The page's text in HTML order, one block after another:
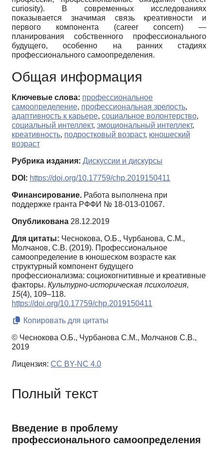
curiosity). В современных исследованиях
показывается значимая связь креативности и
первого компонента (career concern) —
планирования собственного профессионального
будущего, особенно на ранних стадиях
профессионального самоопределения.
Общая информация
Ключевые слова: профессиональное
самоопределение, профессиональная зрелость,
адаптивность к карьере, социальное волонтерство,
социальный интеллект, эмоциональный интеллект,
креативность, подростковый возраст, юношеский
возраст
Рубрика издания: Дискуссии и дискурсы
DOI: https://doi.org/10.17759/chp.2019150411
Финансирование. Работа выполнена при
поддержке гранта РФФИ № 18-013-01067.
Опубликована 28.12.2019
Для цитаты: Чеснокова, О.Б., Чурбанова, С.М.,
Молчанов, С.В. (2019). Профессиональное
самоопределение в юношеском возрасте как
структурный компонент будущего
профессионализма: социокогнитивные и креативные
факторы. Культурно-историческая психология,
15(4), 109–118.
https://doi.org/10.17759/chp.2019150411
Копировать для цитаты
© Чеснокова О.Б., Чурбанова С.М., Молчанов С.В.,
2019
Лицензия: CC BY-NC 4.0
Полный текст
Введение в проблему
профессионального самоопределения